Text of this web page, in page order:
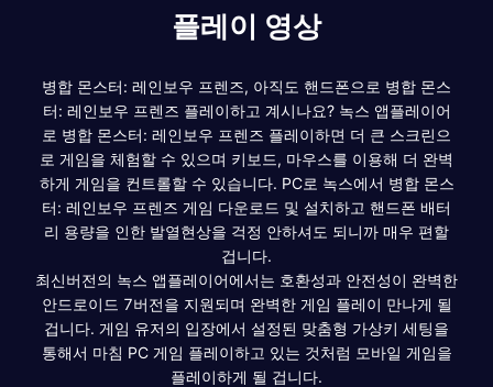
플레이 영상
병합 몬스터: 레인보우 프렌즈, 아직도 핸드폰으로 병합 몬스
터: 레인보우 프렌즈 플레이하고 계시나요? 녹스 앱플레이어
로 병합 몬스터: 레인보우 프렌즈 플레이하면 더 큰 스크린으
로 게임을 체험할 수 있으며 키보드, 마우스를 이용해 더 완벽
하게 게임을 컨트롤할 수 있습니다. PC로 녹스에서 병합 몬스
터: 레인보우 프렌즈 게임 다운로드 및 설치하고 핸드폰 배터
리 용량을 인한 발열현상을 걱정 안하셔도 되니까 매우 편할
겁니다.
최신버전의 녹스 앱플레이어에서는 호환성과 안전성이 완벽한
안드로이드 7버전을 지원되며 완벽한 게임 플레이 만나게 될
겁니다. 게임 유저의 입장에서 설정된 맞춤형 가상키 세팅을
통해서 마침 PC 게임 플레이하고 있는 것처럼 모바일 게임을
플레이하게 될 겁니다.